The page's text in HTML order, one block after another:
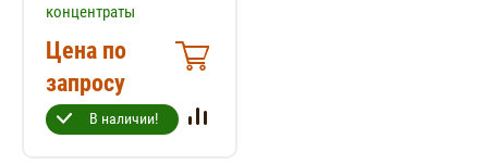
концентраты
Цена по
запросу
В наличии!